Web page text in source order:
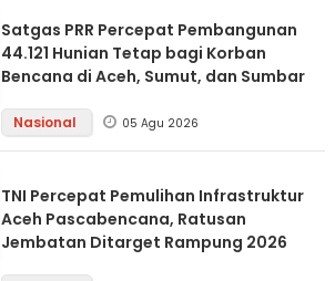
Satgas PRR Percepat Pembangunan
44.121 Hunian Tetap bagi Korban
Bencana di Aceh, Sumut, dan Sumbar
Nasional 05 Agu 2026
TNI Percepat Pemulihan Infrastruktur
Aceh Pascabencana, Ratusan
Jembatan Ditarget Rampung 2026